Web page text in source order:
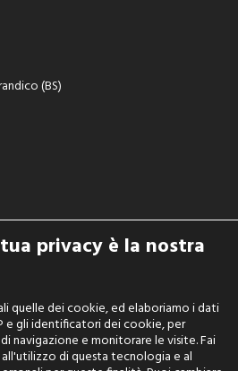
(BS)
?
nostri prodotti:
privacy è la nostra
quelle dei cookie, ed elaboriamo i dati
e gli identificatori dei cookie, per
navigazione e monitorare le visite. Fai
di questa tecnologia e al